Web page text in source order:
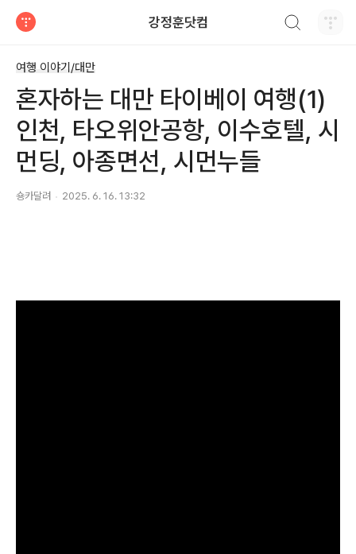
강정훈닷컴
여행 이야기/대만
혼자하는 대만 타이베이 여행(1)
인천, 타오위안공항, 이수호텔, 시
먼딩, 아종면선, 시먼누들
숑카달려 2025. 6. 16. 13:32